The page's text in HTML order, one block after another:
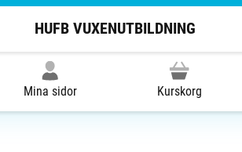
HUFB VUXENUTBILDNING
Mina sidor Kurskorg